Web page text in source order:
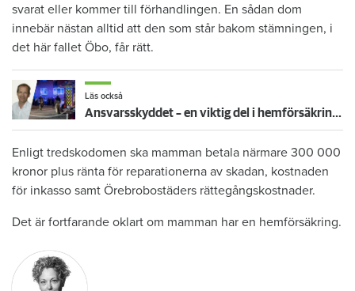
svarat eller kommer till förhandlingen. En sådan dom
innebär nästan alltid att den som står bakom stämningen, i
det här fallet Öbo, får rätt.
Läs också
Ansvarsskyddet – en viktig del i hemförsäkringen
Enligt tredskodomen ska mamman betala närmare 300 000
kronor plus ränta för reparationerna av skadan, kostnaden
för inkasso samt Örebrobostäders rättegångskostnader.
Det är fortfarande oklart om mamman har en hemförsäkring.